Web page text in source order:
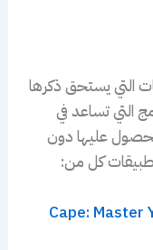
التي يستحق ذكرها
التي تساعد في
عليها دون
كل من:
Cape: Master